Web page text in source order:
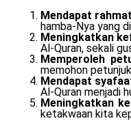
Mendapat
hamba-Nya yang
Meningkatkan
Al-Quran, sekali
Memperoleh
memohon
Mendapat
Al-Quran menjadi
Meningkatkan
ketakwaan kita